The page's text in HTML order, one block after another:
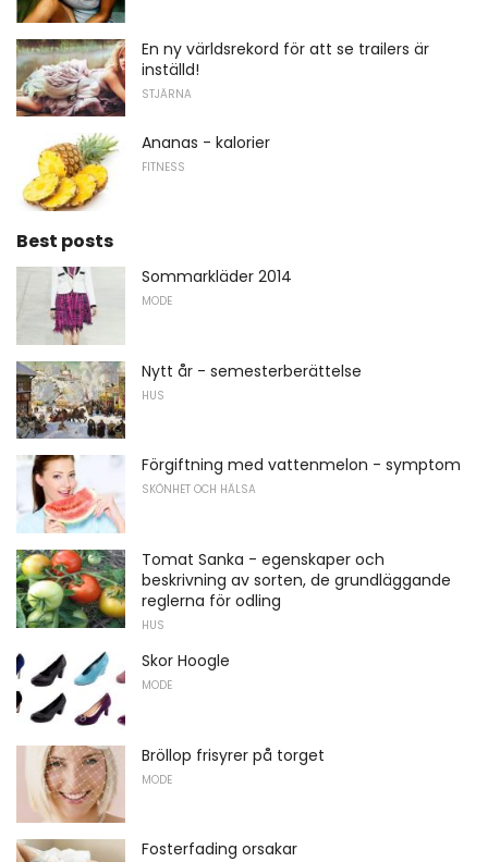
En ny världsrekord för att se trailers är
inställd!
STJÄRNA
Ananas - kalorier
FITNESS
Best posts
Sommarkläder 2014
MODE
Nytt år - semesterberättelse
HUS
Förgiftning med vattenmelon - symptom
SKÖNHET OCH HÄLSA
Tomat Sanka - egenskaper och
beskrivning av sorten, de grundläggande
reglerna för odling
HUS
Skor Hoogle
MODE
Bröllop frisyrer på torget
MODE
Fosterfading orsakar